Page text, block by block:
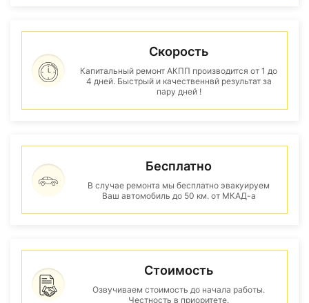
Скорость
Капитальный ремонт АКПП производится от 1 до
4 дней. Быстрый и качественнвй результат за
пару дней !
Бесплатно
В случае ремонта мы бесплатно эвакуируем
Ваш автомобиль до 50 км. от МКАД-а
Стоимость
Озвучиваем стоимость до начала работы.
Честность в приоритете.